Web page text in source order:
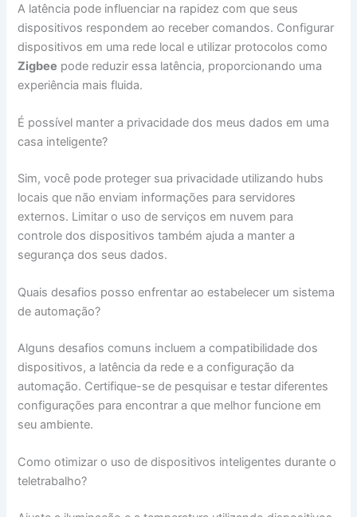
A latência pode influenciar na rapidez com que seus
dispositivos respondem ao receber comandos. Configurar
dispositivos em uma rede local e utilizar protocolos como
Zigbee pode reduzir essa latência, proporcionando uma
experiência mais fluida.
É possível manter a privacidade dos meus dados em uma
casa inteligente?
Sim, você pode proteger sua privacidade utilizando hubs
locais que não enviam informações para servidores
externos. Limitar o uso de serviços em nuvem para
controle dos dispositivos também ajuda a manter a
segurança dos seus dados.
Quais desafios posso enfrentar ao estabelecer um sistema
de automação?
Alguns desafios comuns incluem a compatibilidade dos
dispositivos, a latência da rede e a configuração da
automação. Certifique-se de pesquisar e testar diferentes
configurações para encontrar a que melhor funcione em
seu ambiente.
Como otimizar o uso de dispositivos inteligentes durante o
teletrabalho?